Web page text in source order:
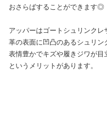
おさらばすることができます◎
アッパーはゴートシュリンクレ
革の表面に凹凸のあるシュリン
表情豊かでキズや履きジワが目
というメリットがあります。